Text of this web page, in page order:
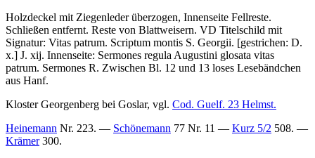
Holzdeckel mit Ziegenleder überzogen, Innenseite Fellreste.
Schließen entfernt. Reste von Blattweisern. VD Titelschild mit
Signatur: Vitas patrum. Scriptum montis S. Georgii. [gestrichen: D.
x.] J. xij. Innenseite: Sermones regula Augustini glosata vitas
patrum. Sermones R. Zwischen Bl. 12 und 13 loses Lesebändchen
aus Hanf.
Kloster Georgenberg bei Goslar, vgl. Cod. Guelf. 23 Helmst.
Heinemann Nr. 223. — Schönemann 77 Nr. 11 — Kurz 5/2 508. —
Krämer300.